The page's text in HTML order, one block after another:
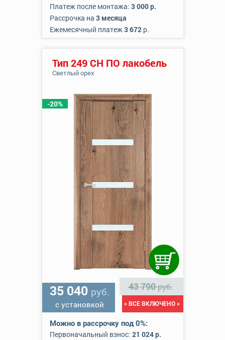
Платеж после монтажа: 3 000 р.
Рассрочка на 3 месяца
Ежемесячный платеж3 672р.
-20%
Тип 249 СН ПО лакобель
Светлый орех
35 040 руб.
с установкой
43 790руб.
« ВСЕ ВКЛЮЧЕНО »
Можно в рассрочку под 0%:
Первоначальный взнос: 21 024 р.